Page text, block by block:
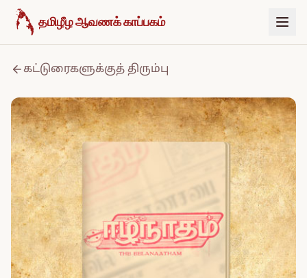
உள்ளடக்கத்திற்குச் செல்க
தமிழீழ ஆவணக் காப்பகம்
கட்டுரைகளுக்குத் திரும்பு